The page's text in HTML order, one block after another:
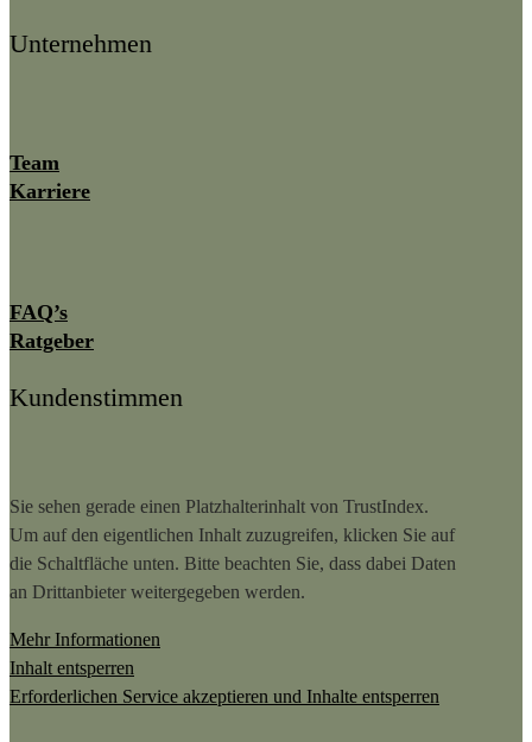
Unternehmen
Team
Karriere
FAQ’s
Ratgeber
Kundenstimmen
Sie sehen gerade einen Platzhalterinhalt von TrustIndex.
Um auf den eigentlichen Inhalt zuzugreifen, klicken Sie auf
die Schaltfläche unten. Bitte beachten Sie, dass dabei Daten
an Drittanbieter weitergegeben werden.
Mehr Informationen
Inhalt entsperren
Erforderlichen Service akzeptieren und Inhalte entsperren